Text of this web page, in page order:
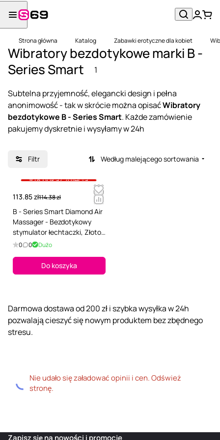
Strona główna Katalog Zabawki erotyczne dla kobiet
Wibratory bezdotykowe marki B -
Series Smart
1
Subtelna przyjemność, elegancki design i pełna
anonimowość - tak w skrócie można opisaćWibratory
bezdotykowe B - Series Smart. Każde zamówienie
pakujemy dyskretnie i wysyłamy w 24h
Filtr Według malejącego sortowania
+18 pokaż zdjęcia
113.85 zł114.38 zł
B - Series Smart Diamond Air
Massager - Bezdotykowy
stymulator łechtaczki, Złoto,
7 cm
0 0 Dużo
Do koszyka
Darmowa dostawa od 200 zł i szybka wysyłka w 24h
pozwalają cieszyć się nowym produktem bez zbędnego
stresu.
Nie udało się załadować opinii i cen. Odśwież
stronę.
Zapisz się na nowości i promocje